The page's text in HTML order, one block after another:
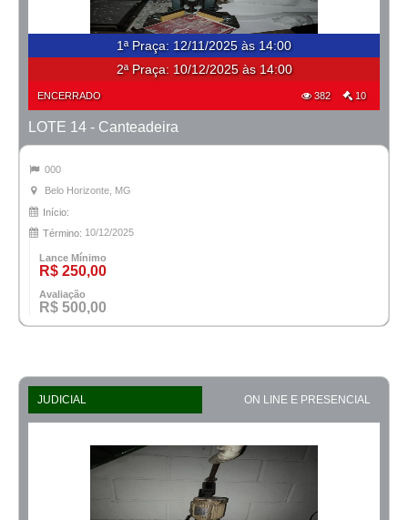
1ª Praça: 12/11/2025 às 14:00
2ª Praça: 10/12/2025 às 14:00
ENCERRADO 382 10
LOTE 14 - Canteadeira
000
Belo Horizonte, MG
Início:
Término: 10/12/2025
Lance Mínimo
R$ 250,00
Avaliação
R$ 500,00
JUDICIAL ON LINE E PRESENCIAL